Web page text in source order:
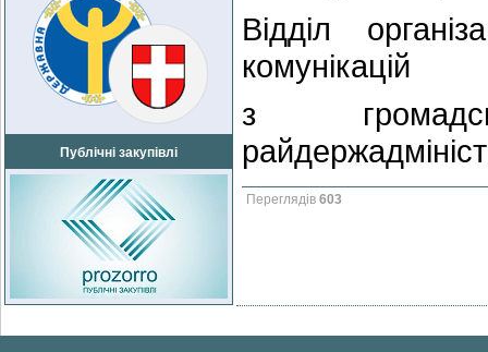
Публічні закупівлі
Відділ
комунікацій
з
Переглядів 603